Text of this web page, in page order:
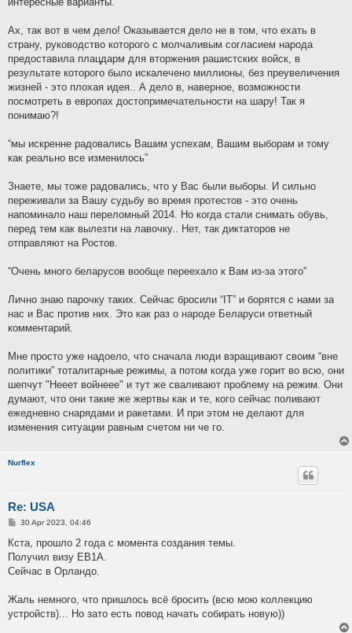
Ах, так вот в чем дело! Оказывается дело не в том, что ехать в
страну, руководство которого с молчаливым согласием народа
предоставила плацдарм для вторжения рашистских войск, в
результате которого было искалечено миллионы, без преувеличения
жизней - это плохая идея.. А дело в, наверное, возможности
посмотреть в европах достопримечательности на шару! Так я
понимаю?!
“мы искренне радовались Вашим успехам, Вашим выборам и тому
как реально все изменилось”
Знаете, мы тоже радовались, что у Вас были выборы. И сильно
переживали за Вашу судьбу во время протестов - это очень
напоминало наш переломный 2014. Но когда стали снимать обувь,
перед тем как вылезти на лавочку.. Нет, так диктаторов не
отправляют на Ростов.
“Очень много беларусов вообще переехало к Вам из-за этого”
Лично знаю парочку таких. Сейчас бросили “IT” и борятся с нами за
нас и Вас против них. Это как раз о народе Беларуси ответный
комментарий.
Мне просто уже надоело, что сначала люди взращивают своим “вне
политики” тоталитарные режимы, а потом когда уже горит во всю, они
шепчут "Нееет войнеее" и тут же сваливают проблему на режим. Они
думают, что они такие же жертвы как и те, кого сейчас поливают
ежедневно снарядами и ракетами. И при этом не делают для
изменения ситуации равным счетом ни че го.
Nurflex
Re: USA
P
s
30 Apr 2023, 04:46
Кста, прошло 2 года с момента создания темы.
Получил визу EB1A.
Сейчас в Орландо.
Жаль немного, что пришлось всё бросить (всю мою коллекцию
устройств)... Но зато есть повод начать собирать новую))